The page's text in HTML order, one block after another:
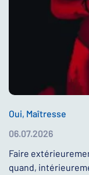
Oui, Maîtresse
06.07.2026
Faire
quand,